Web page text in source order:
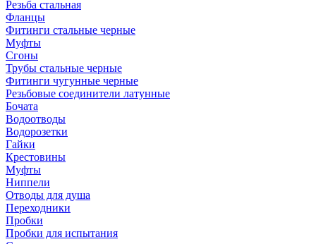
Резьба стальная
Фланцы
Фитинги стальные черные
Муфты
Сгоны
Трубы стальные черные
Фитинги чугунные черные
Резьбовые соединители латунные
Бочата
Водоотводы
Водорозетки
Гайки
Крестовины
Муфты
Ниппели
Отводы для душа
Переходники
Пробки
Пробки для испытания